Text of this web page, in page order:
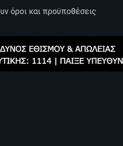
όροι και προϋποθέσεις